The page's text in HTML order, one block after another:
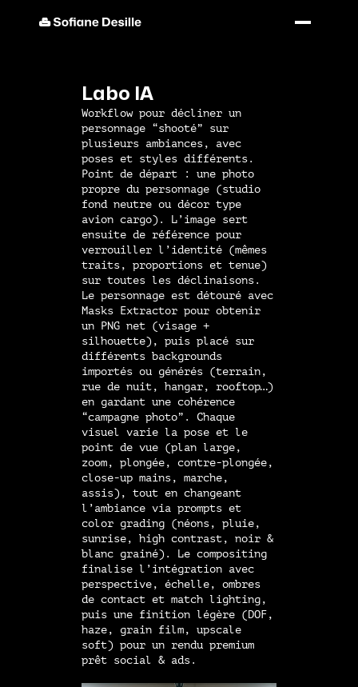
Labo IA
Workflow pour décliner un
personnage “shooté” sur
plusieurs ambiances, avec
poses et styles différents.
Point de départ : une photo
propre du personnage (studio
fond neutre ou décor type
avion cargo). L’image sert
ensuite de référence pour
verrouiller l’identité (mêmes
traits, proportions et tenue)
sur toutes les déclinaisons.
Le personnage est détouré avec
Masks Extractor pour obtenir
un PNG net (visage +
silhouette), puis placé sur
différents backgrounds
importés ou générés (terrain,
rue de nuit, hangar, rooftop…)
en gardant une cohérence
“campagne photo”. Chaque
visuel varie la pose et le
point de vue (plan large,
zoom, plongée, contre-plongée,
close-up mains, marche,
assis), tout en changeant
l’ambiance via prompts et
color grading (néons, pluie,
sunrise, high contrast, noir &
blanc grainé). Le compositing
finalise l’intégration avec
perspective, échelle, ombres
de contact et match lighting,
puis une finition légère (DOF,
haze, grain film, upscale
soft) pour un rendu premium
prêt social & ads.